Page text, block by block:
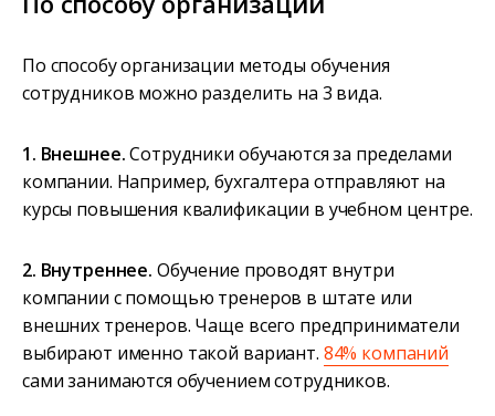
По способу организации методы обучения
сотрудников можно разделить на 3 вида.
1. Внешнее.Сотрудники обучаются за пределами
компании. Например, бухгалтера отправляют на
курсы повышения квалификации в учебном центре.
2. Внутреннее. Обучение проводят внутри
компании с помощью тренеров в штате или
внешних тренеров. Чаще всего предприниматели
выбирают именно такой вариант. 84% компаний
сами занимаются обучением сотрудников.